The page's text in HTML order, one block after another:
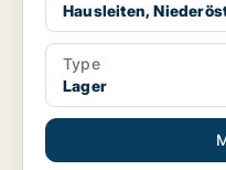
Hausleiten,
Type
Lager